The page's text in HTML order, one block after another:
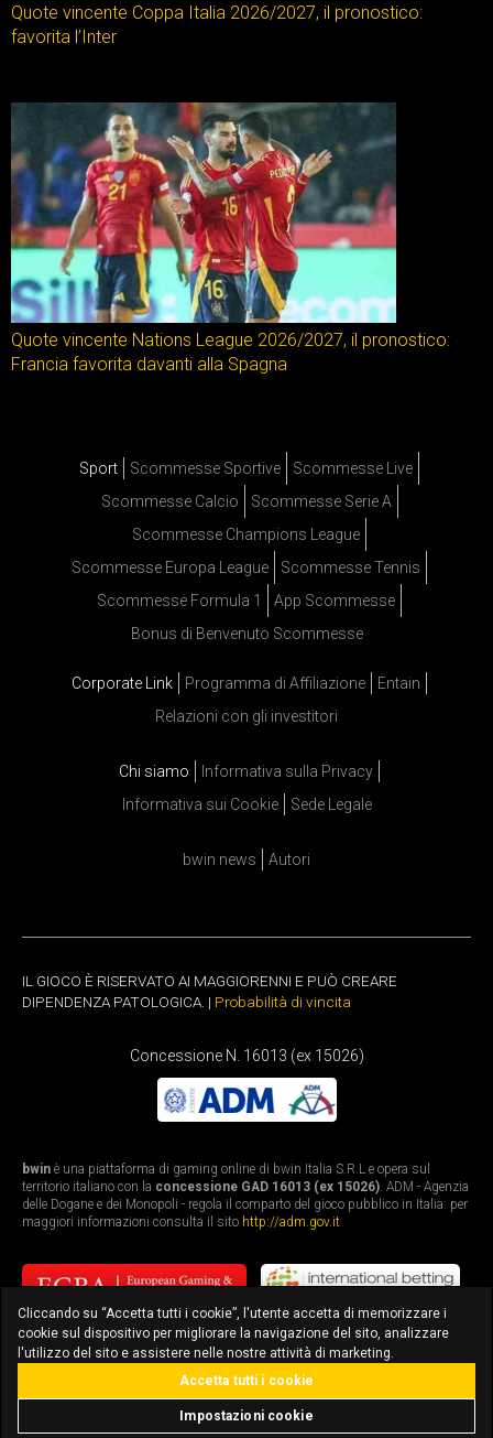
Quote vincente Coppa Italia 2026/2027, il pronostico:
favorita l’Inter
Quote vincente Nations League 2026/2027, il pronostico:
Francia favorita davanti alla Spagna
Sport Scommesse Sportive
Scommesse Live
Scommesse Calcio
Scommesse Serie A
Scommesse Champions League
Scommesse Europa League
Scommesse Tennis
Scommesse Formula 1
App Scommesse
Bonus di Benvenuto Scommesse
Corporate Link Programma di Affiliazione
Entain
Relazioni con gli investitori
Chi siamo
Informativa sulla Privacy
Informativa sui Cookie
Sede Legale
bwin news Autori
IL GIOCO È RISERVATO AI MAGGIORENNI E PUÒ CREARE
DIPENDENZA PATOLOGICA. | Probabilità di vincita
Concessione N. 16013 (ex 15026)
bwin è una piattaforma di gaming online di bwin Italia S.R.L e opera sul
territorio italiano con la concessione GAD 16013 (ex 15026). ADM - Agenzia
delle Dogane e dei Monopoli - regola il comparto del gioco pubblico in Italia: per
maggiori informazioni consulta il sito http://adm.gov.it
bonus fino a 3.010€ scarica l'app
Cliccando su “Accetta tutti i cookie”, l'utente accetta di memorizzare i
cookie sul dispositivo per migliorare la navigazione del sito, analizzare
l'utilizzo del sito e assistere nelle nostre attività di marketing.
Impostazioni cookie
Accetta tutti i cookie